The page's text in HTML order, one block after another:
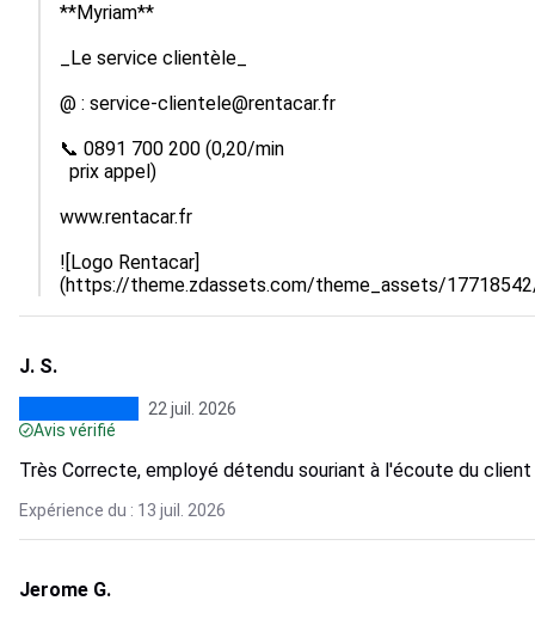
**Myriam**
_Le service clientèle_
@ : service-clientele@rentacar.fr
📞 0891 700 200 (0,20/min
www.rentacar.fr
![Logo Rentacar]
(https://theme.zdassets.com/theme_assets/
J. S.
22 juil. 2026
Avis vérifié
Très Correcte, employé détendu souriant à l'écoute du
Expérience du : 13 juil. 2026
Jerome G.